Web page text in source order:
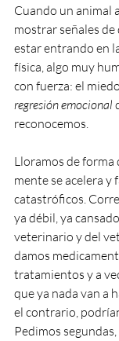
Cuando un animal
mostrar señales
estar entrando en
física, algo muy
con fuerza: el
regresión emocional
reconocemos.
Lloramos de forma
mente se acelera y
catastróficos.
ya débil, ya
veterinario y del
damos
tratamientos y a
que ya nada van a
el contrario,
Pedimos